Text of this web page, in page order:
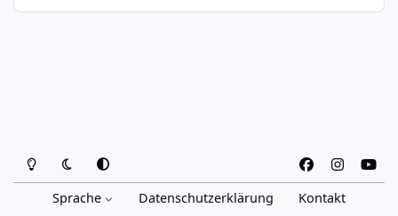
Heller ModusDunkler Modus
Systemeinstellung
a
n
s
o
Sprache Datenschutzerklärung
Kontakt